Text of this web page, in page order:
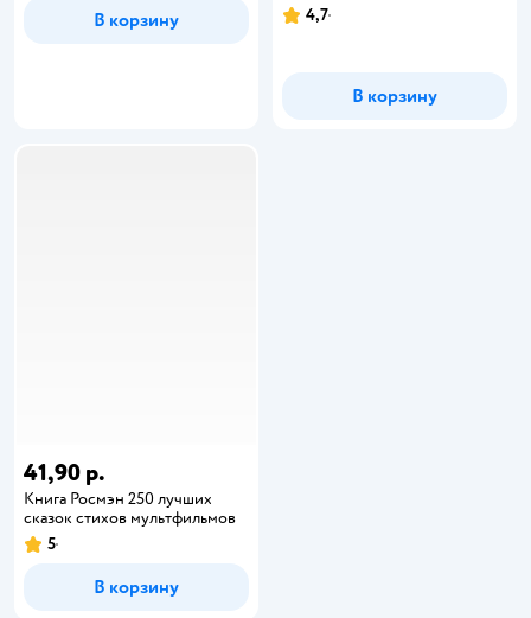
В корзину
4,7
В корзину
41,90 р.
Книга Росмэн 250 лучших
сказок стихов мультфильмов
5
В корзину